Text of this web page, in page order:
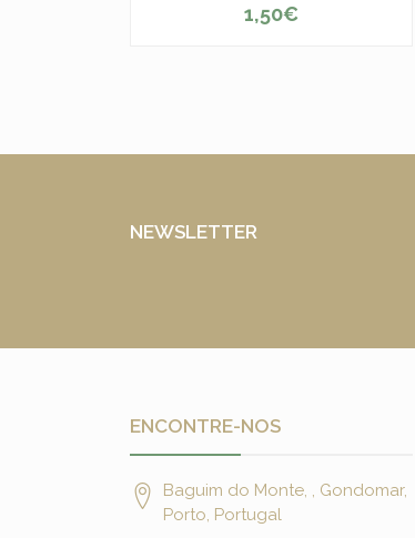
+
1,50€
NEWSLETTER
ENCONTRE-NOS
Baguim do Monte, , Gondomar,
Porto, Portugal